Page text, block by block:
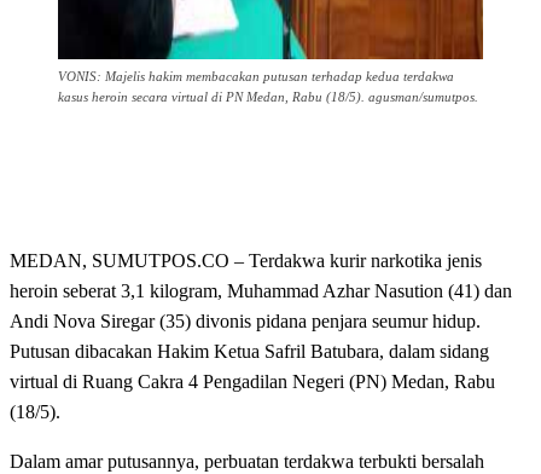
VONIS: Majelis hakim membacakan putusan terhadap kedua terdakwa
kasus heroin secara virtual di PN Medan, Rabu (18/5). agusman/sumutpos.
MEDAN, SUMUTPOS.CO – Terdakwa kurir narkotika jenis
heroin seberat 3,1 kilogram, Muhammad Azhar Nasution (41) dan
Andi Nova Siregar (35) divonis pidana penjara seumur hidup.
Putusan dibacakan Hakim Ketua Safril Batubara, dalam sidang
virtual di Ruang Cakra 4 Pengadilan Negeri (PN) Medan, Rabu
(18/5).
Dalam amar putusannya, perbuatan terdakwa terbukti bersalah